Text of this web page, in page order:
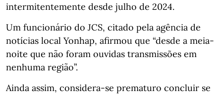
intermitentemente desde julho de 2024.
Um funcionário do JCS, citado pela agência de
notícias local Yonhap, afirmou que “desde a meia-
noite que não foram ouvidas transmissões em
nenhuma região”.
Ainda assim, considera-se prematuro concluir se